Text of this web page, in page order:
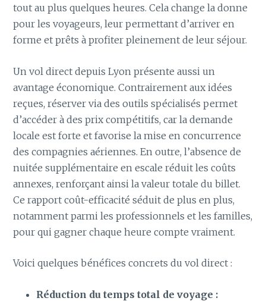
tout au plus quelques heures. Cela change la donne
pour les voyageurs, leur permettant d’arriver en
forme et prêts à profiter pleinement de leur séjour.
Un vol direct depuis Lyon présente aussi un
avantage économique. Contrairement aux idées
reçues, réserver via des outils spécialisés permet
d’accéder à des prix compétitifs, car la demande
locale est forte et favorise la mise en concurrence
des compagnies aériennes. En outre, l’absence de
nuitée supplémentaire en escale réduit les coûts
annexes, renforçant ainsi la valeur totale du billet.
Ce rapport coût-efficacité séduit de plus en plus,
notamment parmi les professionnels et les familles,
pour qui gagner chaque heure compte vraiment.
Voici quelques bénéfices concrets du vol direct :
Réduction du temps total de voyage :